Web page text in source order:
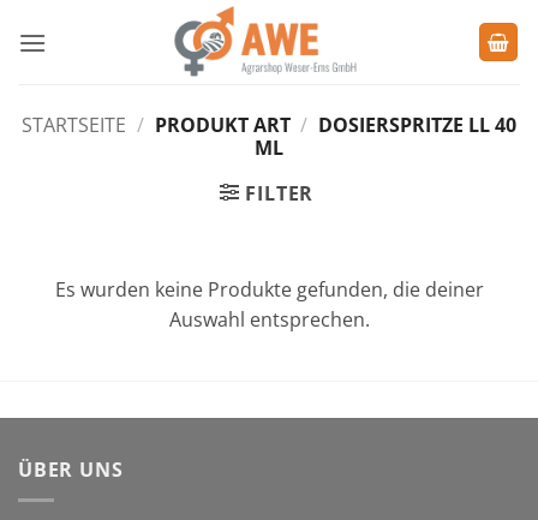
Inhalt
STARTSEITE / PRODUKT ART / DOSIERSPRITZE LL 40
ML
FILTER
Es wurden keine Produkte gefunden, die deiner
Auswahl entsprechen.
ÜBER UNS